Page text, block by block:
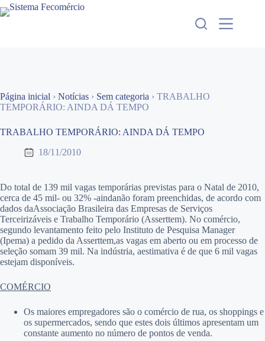
Pular
para
Página inicial › Notícias › Sem categoria › TRABALHO
TEMPORÁRIO: AINDA DÁ TEMPO
TRABALHO TEMPORÁRIO: AINDA DÁ TEMPO
18/11/2010
Do total de 139 mil vagas temporárias previstas para o Natal de 2010,
cerca de 45 mil- ou 32% -aindanão foram preenchidas, de acordo com
dados daAssociação Brasileira das Empresas de Serviços
Terceirizáveis e Trabalho Temporário (Asserttem). No comércio,
segundo levantamento feito pelo Instituto de Pesquisa Manager
(Ipema) a pedido da Asserttem,as vagas em aberto ou em processo de
seleção somam 39 mil. Na indústria, aestimativa é de que 6 mil vagas
estejam disponíveis.
COMÉRCIO
Os maiores empregadores são o comércio de rua, os shoppings e
os supermercados, sendo que estes dois últimos apresentam um
constante aumento no número de pontos de venda.